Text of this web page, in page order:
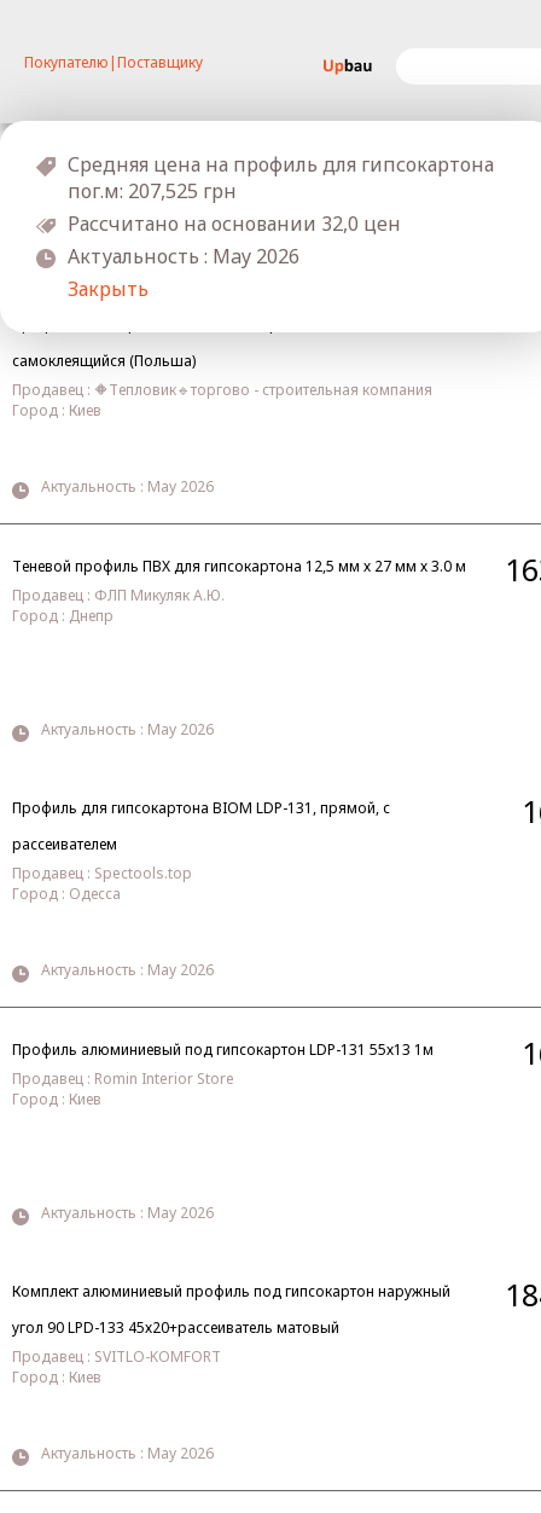
Покупателю|Поставщику
Гипсокартонные профили
самоклеящийся (Польша)
Продавец : 🔶Тепловик🔹торгово - строительная компания
Город : Киев
Актуальность : May 2026
Теневой профиль ПВХ для гипсокартона 12,5 мм х 27 мм х 3.0 м
Продавец : ФЛП Микуляк А.Ю.
Город : Днепр
Актуальность : May 2026
Профиль для гипсокартона BIOM LDP-131, прямой, с
рассеивателем
Продавец : Spectools.top
Город : Одесса
Актуальность : May 2026
Профиль алюминиевый под гипсокартон LDP-131 55х13 1м
Продавец : Romin Interior Store
Город : Киев
Актуальность : May 2026
Комплект алюминиевый профиль под гипсокартон наружный
угол 90 LPD-133 45х20+рассеиватель матовый
Продавец : SVITLO-KOMFORT
Город : Киев
Актуальность : May 2026
Средняя цена на профиль для гипсокартона
пог.м: 207,525 грн
Рассчитано на основании 32,0 цен
Актуальность : May 2026
Закрыть